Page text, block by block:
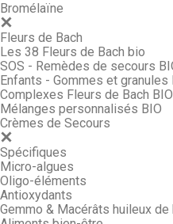
Bromélaïne
Fleurs de Bach
Les 38 Fleurs de Bach bio
SOS - Remèdes de secours
Enfants - Gommes et
Complexes Fleurs de Bach BIO
Mélanges personnalisés BIO
Crèmes de Secours
Spécifiques
Micro-algues
Oligo-éléments
Antioxydants
Gemmo & Macérâts huileux